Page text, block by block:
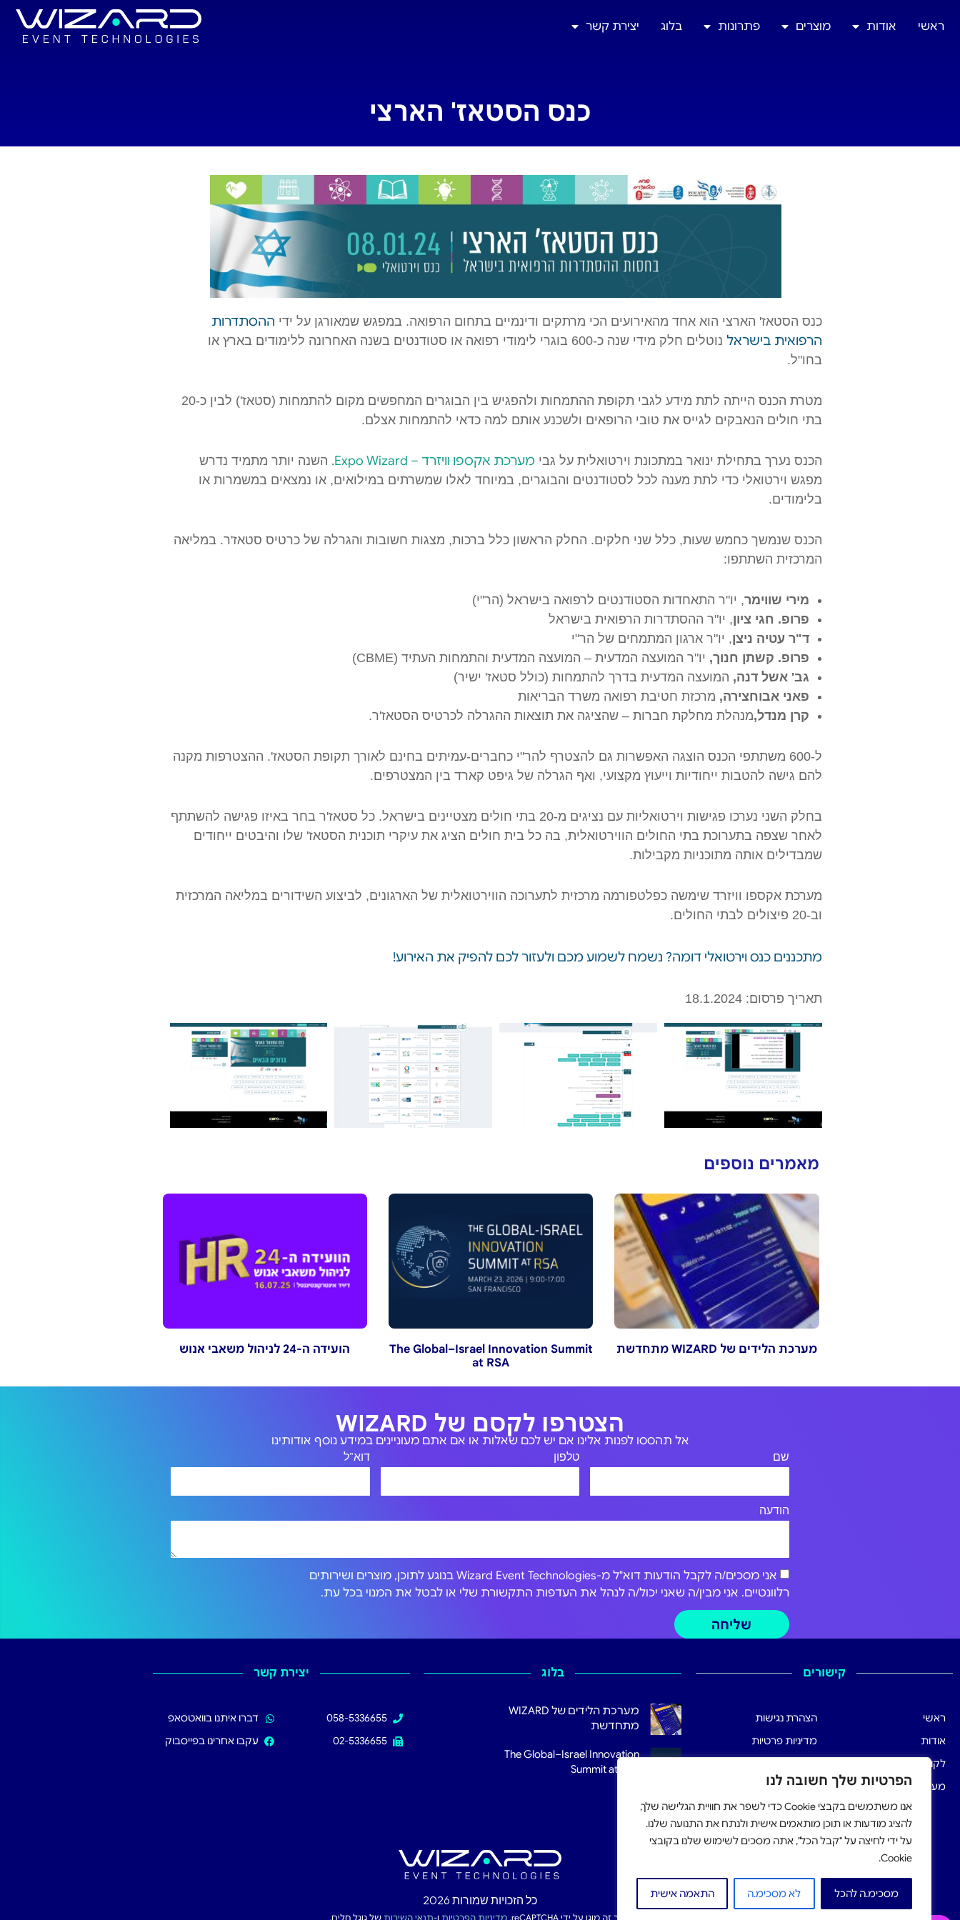
הפרטיות שלך חשובה לנו
אנו משתמשים בקבצי Cookie כדי לשפר את חוויית הגלישה שלך,
להציג מודעות או תוכן מותאמים אישית ולנתח את התנועה שלנו.
על ידי לחיצה על "קבל הכל", אתה מסכים לשימוש שלנו בקובצי
Cookie.
התאמה אישית לא מסכימ.ה מסכימ.ה להכל
ראשי אודות מוצרים פתרונות בלוג יצירת קשר
כנס הסטאז' הארצי
כנס הסטאז' הארצי הוא אחד מהאירועים הכי מרתקים ודינמיים בתחום הרפואה. במפגש שמאורגן על ידי ההסתדרות
הרפואית בישראל
נוטלים חלק מידי שנה כ-600 בוגרי לימודי רפואה או סטודנטים בשנה האחרונה ללימודים בארץ או
בחו"ל.
מטרת הכנס הייתה לתת מידע לגבי תקופת ההתמחות ולהפגיש בין הבוגרים המחפשים מקום להתמחות (סטאז') לבין כ-20
בתי חולים הנאבקים לגייס את טובי הרופאים ולשכנע אותם למה כדאי להתמחות אצלם.
הכנס נערך בתחילת ינואר במתכונת וירטואלית על גבי מערכת אקספו וויזרד – Expo Wizard.
השנה יותר מתמיד נדרש
מפגש וירטואלי כדי לתת מענה לכל לסטודנטים והבוגרים, במיוחד לאלו שמשרתים במילואים, או נמצאים במשמרות או
בלימודים.
הכנס שנמשך כחמש שעות, כלל שני חלקים. החלק הראשון כלל ברכות, מצגות חשובות והגרלה של כרטיס סטאז'ר. במליאה
המרכזית השתתפו:
מירי שווימר, יו"ר התאחדות הסטודנטים לרפואה בישראל (הר"י)
פרופ. חגי ציון, יו"ר ההסתדרות הרפואית בישראל
ד"ר עטיה ניצן, יו"ר ארגון המתמחים של הר"י
פרופ. קשתן חנוך, יו"ר המועצה המדעית – המועצה המדעית והתמחות העתיד (CBME)
גב' אשל דנה, המועצה המדעית בדרך להתמחות (כולל סטאז' ישיר)
פאני אבוחצירה, מרכזת חטיבת רפואה משרד הבריאות
קרן מנדל,מנהלת מחלקת חברות – שהציגה את תוצאות ההגרלה לכרטיס הסטאז'ר.
ל-600 משתתפי הכנס הוצגה האפשרות גם להצטרף להר"י כחברים-עמיתים בחינם לאורך תקופת הסטאז'. ההצטרפות מקנה
להם גישה להטבות ייחודיות וייעוץ מקצועי, ואף הגרלה של גיפט קארד בין המצטרפים.
בחלק השני נערכו פגישות וירטואליות עם נציגים מ-20 בתי חולים מצטיינים בישראל. כל סטאז'ר בחר באיזו פגישה להשתתף
לאחר שצפה בתערוכת בתי החולים הווירטואלית, בה כל בית חולים הציג את עיקרי תוכנית הסטאז' שלו והיבטים ייחודים
שמבדילים אותה מתוכניות מקבילות.
מערכת אקספו וויזרד שימשה כפלטפורמה מרכזית לתערוכה הווירטואלית של הארגונים, לביצוע השידורים במליאה המרכזית
וב-20 פיצולים לבתי החולים.
מתכננים כנס וירטואלי דומה? נשמח לשמוע מכם ולעזור לכם להפיק את האירוע!
תאריך פרסום: 18.1.2024
מאמרים נוספים
מערכת הלידים של WIZARD מתחדשת
The Global–Israel Innovation Summit
at RSA
הועידה ה-24 לניהול משאבי אנוש
הצטרפו לקסם של WIZARD
אל תהססו לפנות אלינו אם יש לכם שאלות או אם אתם מעוניינים במידע נוסף אודותינו
שם
טלפון דוא"ל
הודעה
אני מסכים/ה לקבל הודעות דוא"ל מ-Wizard Event Technologies בנוגע לתוכן, מוצרים ושירותים
רלוונטיים. אני מבין/ה שאני יכול/ה לנהל את העדפות התקשורת שלי או לבטל את המנוי בכל עת.
שליחה
קישורים
ראשי
אודות
לקוחותינו
מערכת הרישום
הצהרת נגישות
מדיניות פרטיות
בלוג
מערכת הלידים של WIZARD
מתחדשת
The Global–Israel Innovation
Summit at RSA
יצירת קשר
058-5336655
02-5336655
דברו איתנו בוואטסאפ
עקבו אחרינו בפייסבוק
כל הזכויות שמורות 2026
אתר זה מוגן על ידי reCAPTCHA. מדיניות הפרטיות ו-תנאי השירות של גוגל חלים.